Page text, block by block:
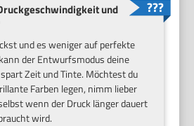
und
und es weniger auf perfekte
der Entwurfsmodus deine
Zeit und Tinte. Möchtest du
Farben legen, nimm lieber
wenn der Druck länger dauert
wird.